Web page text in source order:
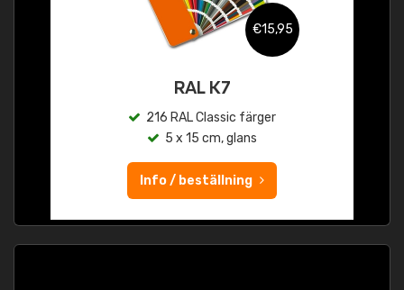
€15,95
RAL K7
216 RAL Classic färger
5 x 15 cm, glans
Info / beställning